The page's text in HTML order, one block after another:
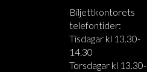
Biljettkontorets
telefontider:
Tisdagar kl 13.30-
14.30
Torsdagar kl 13.30-